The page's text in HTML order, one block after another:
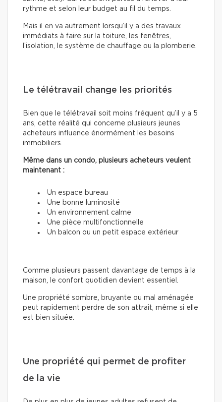
rythme et selon leur budget au fil du temps.
Mais il en va autrement lorsqu’il y a des travaux
immédiats à faire sur la toiture, les fenêtres,
l’isolation, le système de chauffage ou la plomberie.
Le télétravail change les priorités
Bien que le télétravail soit moins fréquent qu’il y a 5
ans, cette réalité qui concerne plusieurs jeunes
acheteurs influence énormément les besoins
immobiliers.
Même dans un condo, plusieurs acheteurs veulent
maintenant :
Un espace bureau
Une bonne luminosité
Un environnement calme
Une pièce multifonctionnelle
Un balcon ou un petit espace extérieur
Comme plusieurs passent davantage de temps à la
maison, le confort quotidien devient essentiel.
Une propriété sombre, bruyante ou mal aménagée
peut rapidement perdre de son attrait, même si elle
est bien située.
Une propriété qui permet de profiter
de la vie